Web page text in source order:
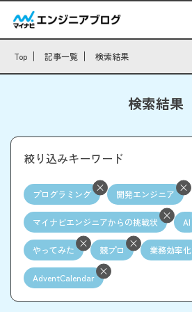
Top 記事一覧 検索結果
検索結果
絞り込みキーワード
プログラミング 開発エンジニア
マイナビエンジニアからの挑戦状 AI
やってみた 競プロ 業務効率化
AdventCalendar